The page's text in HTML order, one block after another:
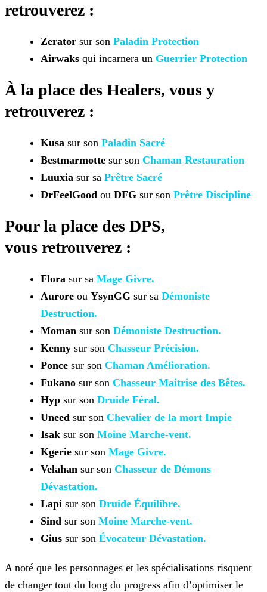
retrouverez :
Zerator sur son Paladin Protection
Airwaks qui incarnera un Guerrier Protection
À la place des Healers, vous y
retrouverez :
Kusa sur son Paladin Sacré
Bestmarmotte sur son Chaman Restauration
Luuxia sur sa Prêtre Sacré
DrFeelGood ou DFG sur son Prêtre Discipline
Pour la place des DPS,
vous retrouverez :
Flora sur sa Mage Givre.
Aurore ou YsynGG sur sa Démoniste
Destruction.
Moman sur son Démoniste Destruction.
Kenny sur son Chasseur Précision.
Ponce sur son Chaman Amélioration.
Fukano sur son Chasseur Maitrise des Bêtes.
Hyp sur son Druide Féral.
Uneed sur son Chevalier de la mort Impie
Isak sur son Moine Marche-vent.
Kgerie sur son Mage Givre.
Velahan sur son Chasseur de Démons
Dévastation.
Lapi sur son Druide Équilibre.
Sind sur son Moine Marche-vent.
Gius sur son Évocateur Dévastation.
A noté que les personnages et les spécialisations risquent
de changer tout du long du progress afin d’optimiser le